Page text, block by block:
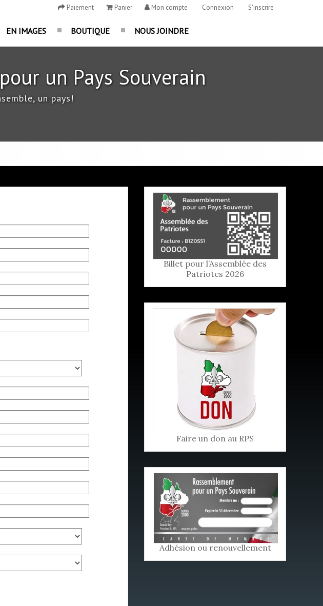
Paiement Panier Mon compte Connexion S'inscrire
EN IMAGES BOUTIQUE NOUS JOINDRE
un Pays Souverain
un pays!
Billet pour l’Assemblée des
Patriotes 2026
Faire un don au RPS
Adhésion ou renouvellement